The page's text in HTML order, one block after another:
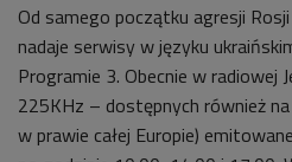
Od samego początku agresji
nadaje serwisy w języku
Programie 3. Obecnie w radiowej
225KHz – dostępnych również
w prawie całej Europie)